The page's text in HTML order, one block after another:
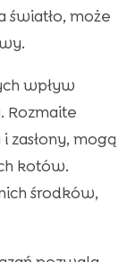
światło, może
wpływ
Rozmaite
mogą
kotów.
środków,